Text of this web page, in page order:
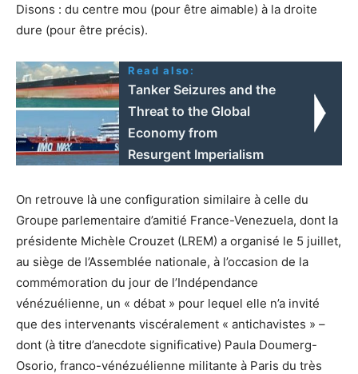
Disons : du centre mou (pour être aimable) à la droite
dure (pour être précis).
Read also:
Tanker Seizures and the
Threat to the Global
Economy from
Resurgent Imperialism
On retrouve là une configuration similaire à celle du
Groupe parlementaire d’amitié France-Venezuela, dont la
présidente Michèle Crouzet (LREM) a organisé le 5 juillet,
au siège de l’Assemblée nationale, à l’occasion de la
commémoration du jour de l’Indépendance
vénézuélienne, un « débat » pour lequel elle n’a invité
que des intervenants viscéralement « antichavistes » –
dont (à titre d’anecdote significative) Paula Doumerg-
Osorio, franco-vénézuélienne militante à Paris du très